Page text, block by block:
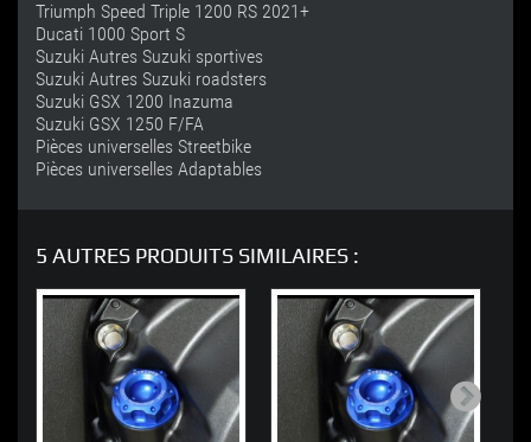
Triumph Speed Triple 1200 RS 2021+
Ducati 1000 Sport S
Suzuki Autres Suzuki sportives
Suzuki Autres Suzuki roadsters
Suzuki GSX 1200 Inazuma
Suzuki GSX 1250 F/FA
Pièces universelles Streetbike
Pièces universelles Adaptables
5 AUTRES PRODUITS SIMILAIRES :